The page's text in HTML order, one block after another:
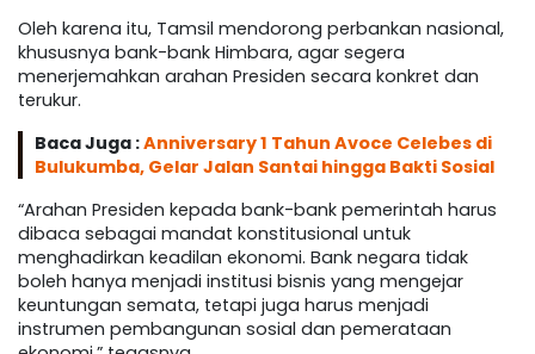
Oleh karena itu, Tamsil mendorong perbankan nasional,
khususnya bank-bank Himbara, agar segera
menerjemahkan arahan Presiden secara konkret dan
terukur.
Baca Juga :Anniversary 1 Tahun Avoce Celebes di
Bulukumba, Gelar Jalan Santai hingga Bakti Sosial
“Arahan Presiden kepada bank-bank pemerintah harus
dibaca sebagai mandat konstitusional untuk
menghadirkan keadilan ekonomi. Bank negara tidak
boleh hanya menjadi institusi bisnis yang mengejar
keuntungan semata, tetapi juga harus menjadi
instrumen pembangunan sosial dan pemerataan